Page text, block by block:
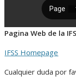
Pagina Web de la
IFSS Homepage
Cualquier duda por